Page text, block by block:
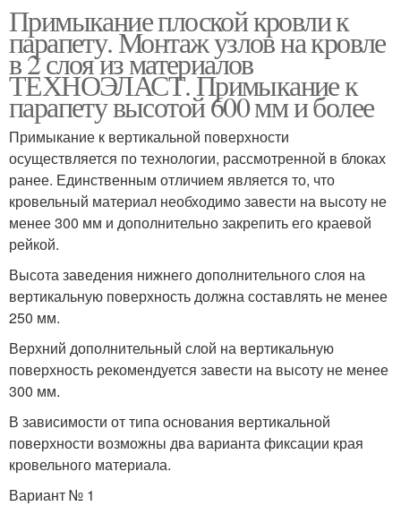
Примыкание плоской кровли к
парапету. Монтаж узлов на кровле
в 2 слоя из материалов
ТЕХНОЭЛАСТ. Примыкание к
парапету высотой 600 мм и более
Примыкание к вертикальной поверхности
осуществляется по технологии, рассмотренной в блоках
ранее. Единственным отличием является то, что
кровельный материал необходимо завести на высоту не
менее 300 мм и дополнительно закрепить его краевой
рейкой.
Высота заведения нижнего дополнительного слоя на
вертикальную поверхность должна составлять не менее
250 мм.
Верхний дополнительный слой на вертикальную
поверхность рекомендуется завести на высоту не менее
300 мм.
В зависимости от типа основания вертикальной
поверхности возможны два варианта фиксации края
кровельного материала.
Вариант № 1